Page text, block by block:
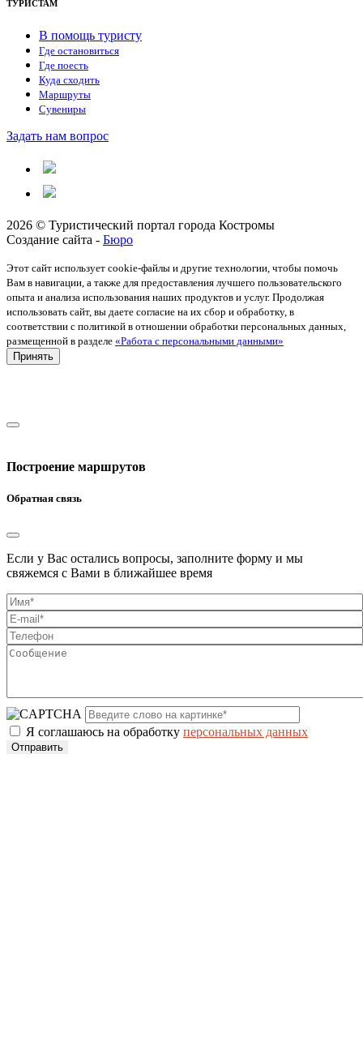
ТУРИСТАМ
В помощь туристу
Где остановиться
Где поесть
Куда сходить
Маршруты
Сувениры
Задать нам вопрос
2026 © Туристический портал города Костромы
Создание сайта - Бюро
Этот сайт использует cookie-файлы и другие технологии, чтобы помочь
Вам в навигации, а также для предоставления лучшего пользовательского
опыта и анализа использования наших продуктов и услуг. Продолжая
использовать сайт, вы даете согласие на их сбор и обработку, в
соответствии с политикой в отношении обработки персональных данных,
размещенной в разделе «Работа с персональными данными»
Принять
Построение маршрутов
Обратная связь
Если у Вас остались вопросы, заполните форму и мы
свяжемся с Вами в ближайшее время
Я соглашаюсь на обработку персональных данных